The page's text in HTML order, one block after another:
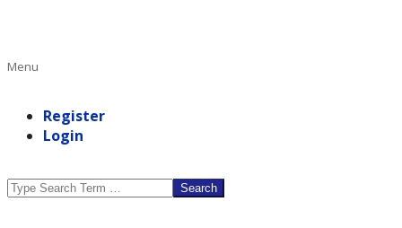
Primary
Menu
Register
Login
Search